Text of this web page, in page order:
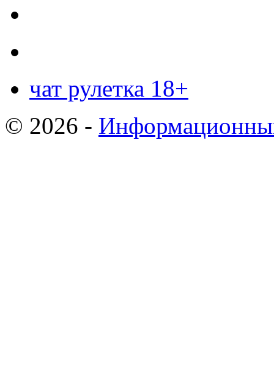
чат рулетка 18+
© 2026 -